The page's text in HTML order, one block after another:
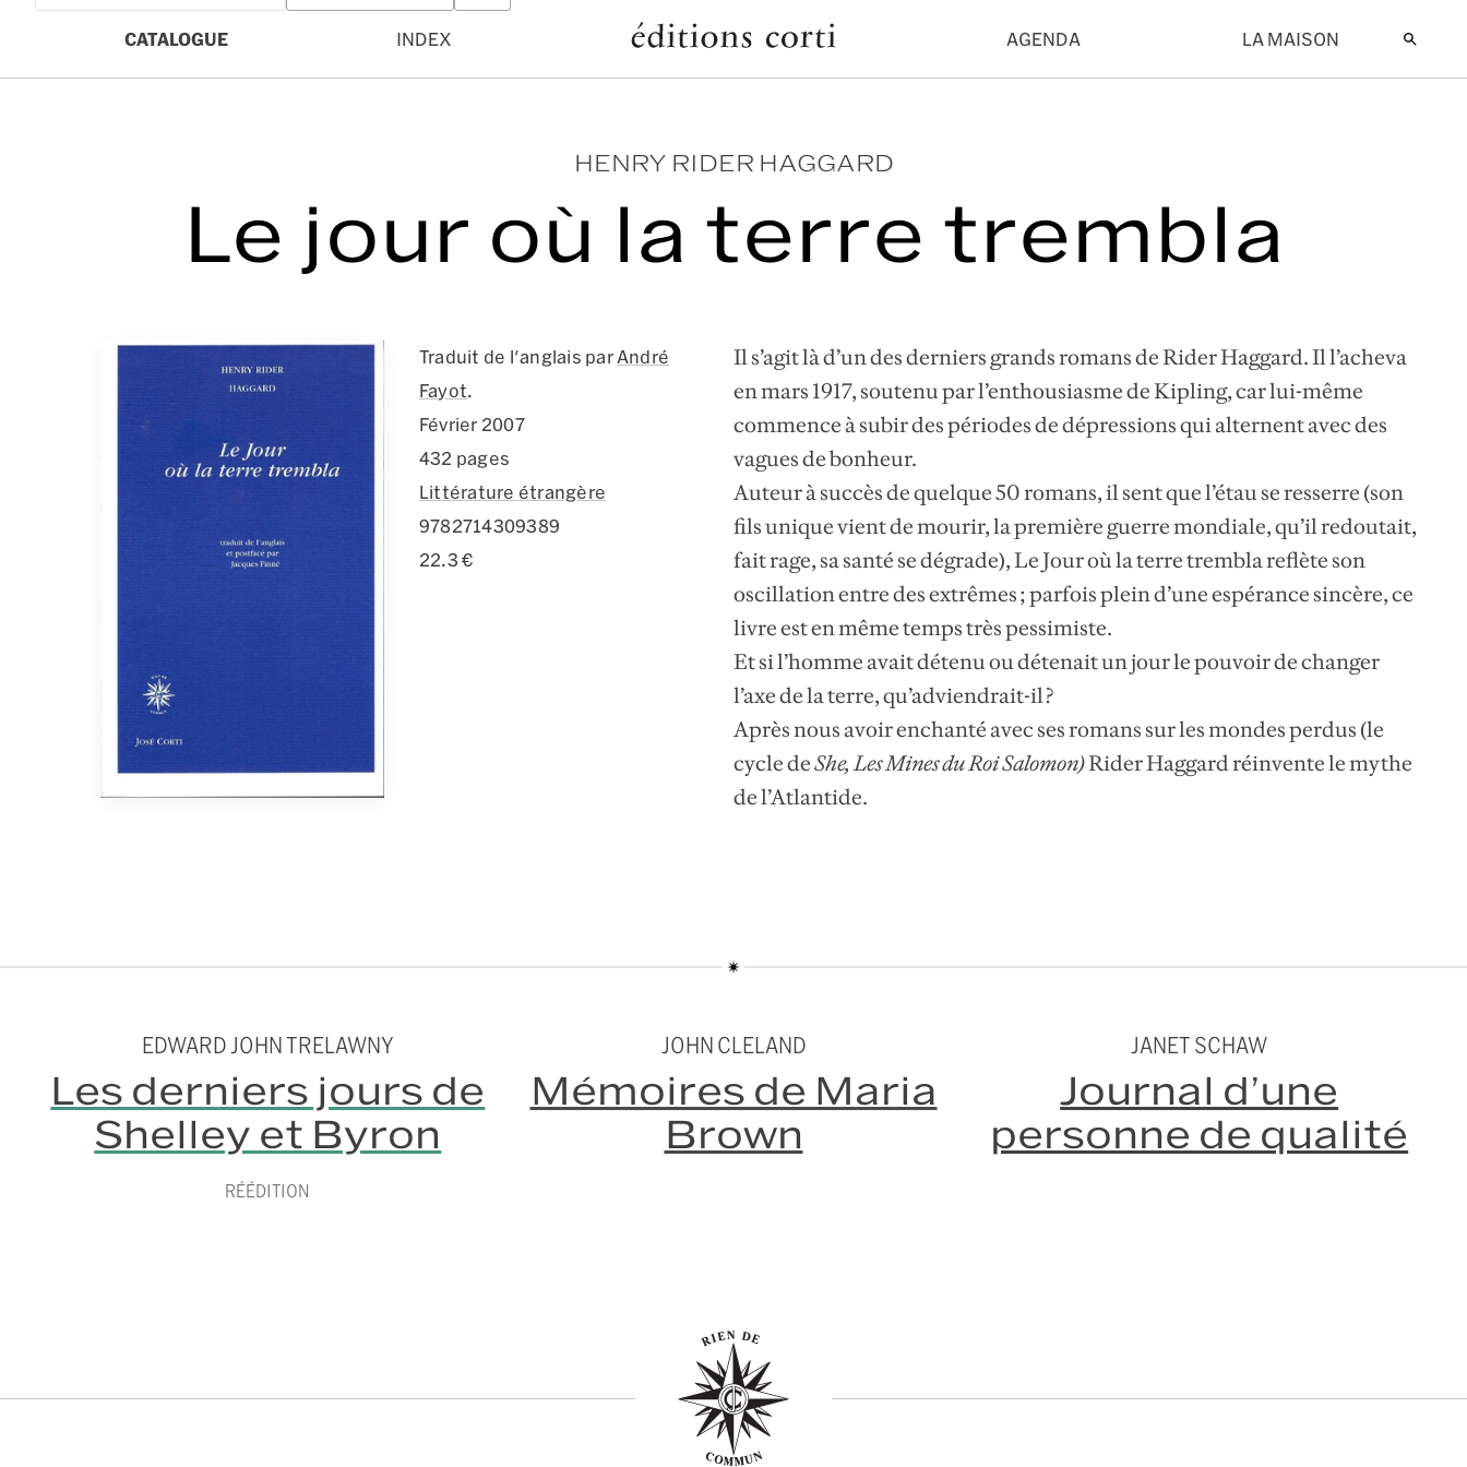
CATALOGUE INDEX AGENDA LA MAISON
HENRY RIDER HAGGARD
Le jour où la terre trembla
Traduit de l'anglais par André
Fayot.
Février 2007
432 pages
Littérature étrangère
9782714309389
22.3 €
Il s’agit là d’un des derniers grands romans de Rider Haggard. Il l’acheva
en mars 1917, soutenu par l’enthousiasme de Kipling, car lui-même
commence à subir des périodes de dépressions qui alternent avec des
vagues de bonheur.
Auteur à succès de quelque 50 romans, il sent que l’étau se resserre (son
fils unique vient de mourir, la première guerre mondiale, qu’il redoutait,
fait rage, sa santé se dégrade), Le Jour où la terre trembla reflète son
oscillation entre des extrêmes ; parfois plein d’une espérance sincère, ce
livre est en même temps très pessimiste.
Et si l’homme avait détenu ou détenait un jour le pouvoir de changer
l’axe de la terre, qu’adviendrait-il ?
Après nous avoir enchanté avec ses romans sur les mondes perdus (le
cycle deShe, Les Mines du Roi Salomon)Rider Haggard réinvente le mythe
de l’Atlantide.
EDWARD JOHN TRELAWNY
Les derniers jours de
Shelley et Byron
RÉÉDITION
JOHN CLELAND
Mémoires de Maria
Brown
JANET SCHAW
Journal d’une
personne de qualité